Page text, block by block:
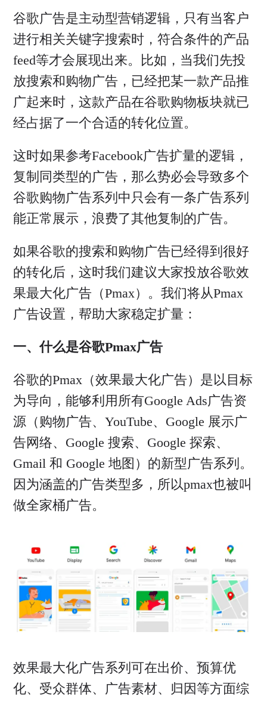
谷歌广告是主动型营销逻辑，只有当客户
进行相关关键字搜索时，符合条件的产品
feed等才会展现出来。比如，当我们先投
放搜索和购物广告，已经把某一款产品推
广起来时，这款产品在谷歌购物板块就已
经占据了一个合适的转化位置。
这时如果参考Facebook广告扩量的逻辑，
复制同类型的广告，那么势必会导致多个
谷歌购物广告系列中只会有一条广告系列
能正常展示，浪费了其他复制的广告。
如果谷歌的搜索和购物广告已经得到很好
的转化后，这时我们建议大家投放谷歌效
果最大化广告（Pmax）。我们将从Pmax
广告设置，帮助大家稳定扩量：
一、什么是谷歌Pmax广告
谷歌的Pmax（效果最大化广告）是以目标
为导向，能够利用所有Google Ads广告资
源（购物广告、YouTube、Google 展示广
告网络、Google 搜索、Google 探索、
Gmail 和 Google 地图）的新型广告系列。
因为涵盖的广告类型多，所以pmax也被叫
做全家桶广告。
效果最大化广告系列可在出价、预算优
化、受众群体、广告素材、归因等方面综